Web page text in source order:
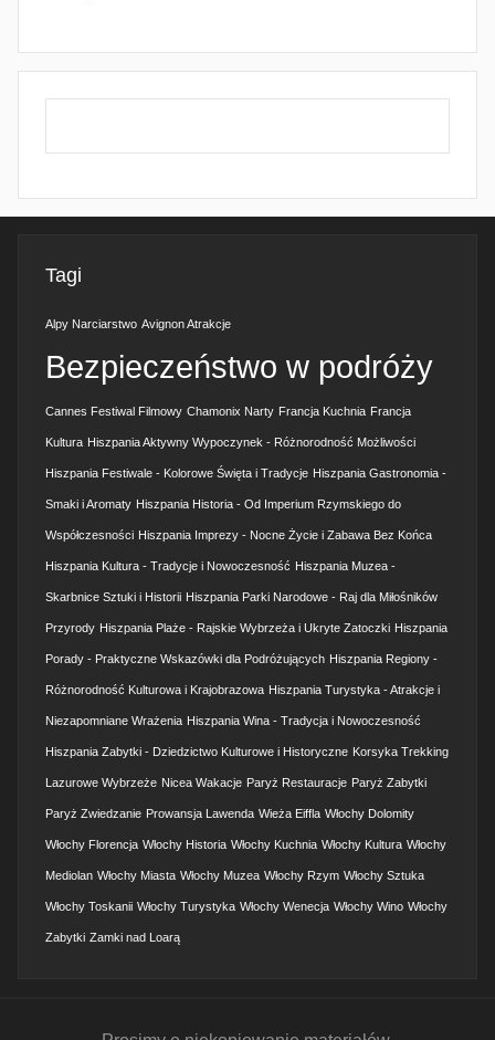
Tagi
Alpy Narciarstwo Avignon Atrakcje
Bezpieczeństwo w podróży
Cannes Festiwal Filmowy Chamonix Narty Francja Kuchnia Francja
Kultura Hiszpania Aktywny Wypoczynek - Różnorodność Możliwości
Hiszpania Festiwale - Kolorowe Święta i Tradycje Hiszpania Gastronomia -
Smaki i Aromaty Hiszpania Historia - Od Imperium Rzymskiego do
Współczesności Hiszpania Imprezy - Nocne Życie i Zabawa Bez Końca
Hiszpania Kultura - Tradycje i Nowoczesność Hiszpania Muzea -
Skarbnice Sztuki i Historii Hiszpania Parki Narodowe - Raj dla Miłośników
Przyrody Hiszpania Plaże - Rajskie Wybrzeża i Ukryte Zatoczki Hiszpania
Porady - Praktyczne Wskazówki dla Podróżujących Hiszpania Regiony -
Różnorodność Kulturowa i Krajobrazowa Hiszpania Turystyka - Atrakcje i
Niezapomniane Wrażenia Hiszpania Wina - Tradycja i Nowoczesność
Hiszpania Zabytki - Dziedzictwo Kulturowe i Historyczne Korsyka Trekking
Lazurowe Wybrzeże Nicea Wakacje Paryż Restauracje Paryż Zabytki
Paryż Zwiedzanie Prowansja Lawenda Wieża Eiffla Włochy Dolomity
Włochy Florencja Włochy Historia Włochy Kuchnia Włochy Kultura Włochy
Mediolan Włochy Miasta Włochy Muzea Włochy Rzym Włochy Sztuka
Włochy Toskanii Włochy Turystyka Włochy Wenecja Włochy Wino Włochy
Zabytki Zamki nad Loarą